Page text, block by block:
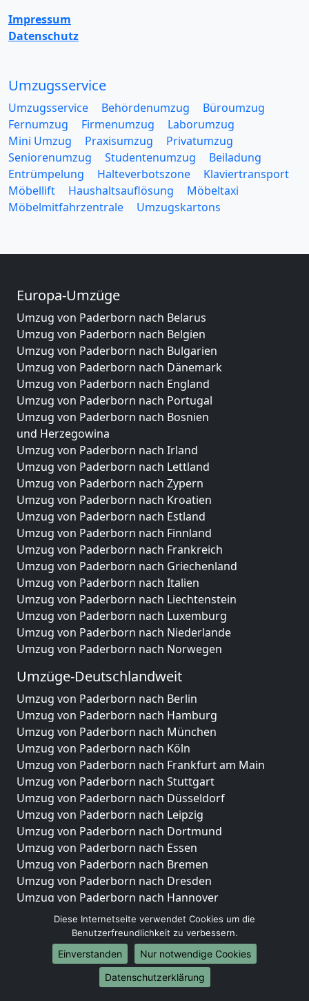
Impressum
Datenschutz
Umzugsservice
Umzugsservice Behördenumzug
Büroumzug
Fernumzug
Firmenumzug
Laborumzug
Mini Umzug
Praxisumzug
Privatumzug
Seniorenumzug
Studentenumzug
Beiladung
Entrümpelung
Halteverbotszone
Klaviertransport
Möbellift
Haushaltsauflösung
Möbeltaxi
Möbelmitfahrzentrale
Umzugskartons
Europa-Umzüge
Umzug von Paderborn nach Belarus
Umzug von Paderborn nach Belgien
Umzug von Paderborn nach Bulgarien
Umzug von Paderborn nach Dänemark
Umzug von Paderborn nach England
Umzug von Paderborn nach Portugal
Umzug von Paderborn nach Bosnien
und Herzegowina
Umzug von Paderborn nach Irland
Umzug von Paderborn nach Lettland
Umzug von Paderborn nach Zypern
Umzug von Paderborn nach Kroatien
Umzug von Paderborn nach Estland
Umzug von Paderborn nach Finnland
Umzug von Paderborn nach Frankreich
Umzug von Paderborn nach Griechenland
Umzug von Paderborn nach Italien
Umzug von Paderborn nach Liechtenstein
Umzug von Paderborn nach Luxemburg
Umzug von Paderborn nach Niederlande
Umzug von Paderborn nach Norwegen
Umzüge-Deutschlandweit
Umzug von Paderborn nach Berlin
Umzug von Paderborn nach Hamburg
Umzug von Paderborn nach München
Umzug von Paderborn nach Köln
Umzug von Paderborn nach Frankfurt am Main
Umzug von Paderborn nach Stuttgart
Umzug von Paderborn nach Düsseldorf
Umzug von Paderborn nach Leipzig
Umzug von Paderborn nach Dortmund
Umzug von Paderborn nach Essen
Umzug von Paderborn nach Bremen
Umzug von Paderborn nach Dresden
Umzug von Paderborn nach Hannover
Umzug von Paderborn nach Nürnberg
Umzug von Paderborn nach Duisburg
Umzug von Paderborn nach Bochum
Umzug von Paderborn nach Wuppertal
Umzug von Paderborn nach Bielefeld
Diese Internetseite verwendet Cookies um die
Benutzerfreundlichkeit zu verbessern.
Einverstanden
Nur notwendige Cookies
Datenschutzerklärung